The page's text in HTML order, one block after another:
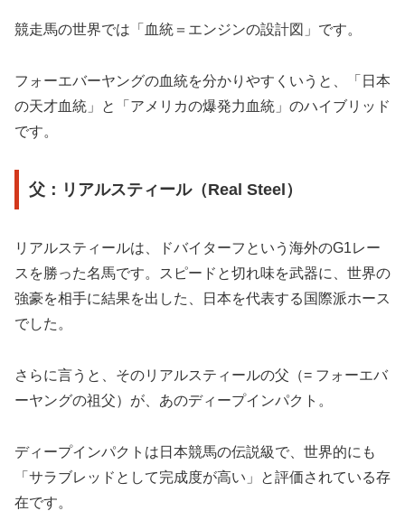
競走馬の世界では「血統＝エンジンの設計図」です。
フォーエバーヤングの血統を分かりやすくいうと、「日本
の天才血統」と「アメリカの爆発力血統」のハイブリッド
です。
父：リアルスティール（Real Steel）
リアルスティールは、ドバイターフという海外のG1レー
スを勝った名馬です。スピードと切れ味を武器に、世界の
強豪を相手に結果を出した、日本を代表する国際派ホース
でした。
さらに言うと、そのリアルスティールの父（= フォーエバ
ーヤングの祖父）が、あのディープインパクト。
ディープインパクトは日本競馬の伝説級で、世界的にも
「サラブレッドとして完成度が高い」と評価されている存
在です。